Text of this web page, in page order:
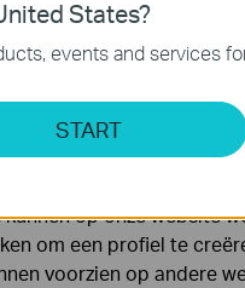
States?
events and services
START
voor de
Cookies
geven ons de
de website aan te
op onze website
om een profiel te
voorzien op andere